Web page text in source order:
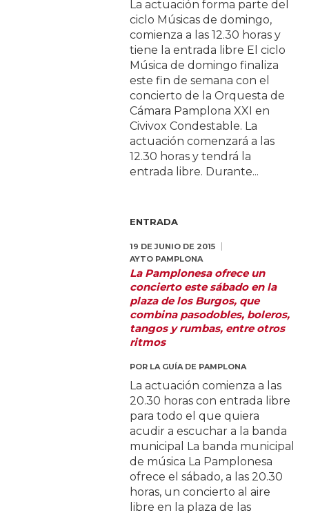
La actuación forma parte del
ciclo Músicas de domingo,
comienza a las 12.30 horas y
tiene la entrada libre El ciclo
Música de domingo finaliza
este fin de semana con el
concierto de la Orquesta de
Cámara Pamplona XXI en
Civivox Condestable. La
actuación comenzará a las
12.30 horas y tendrá la
entrada libre. Durante...
ENTRADA
19 DE JUNIO DE 2015
AYTO PAMPLONA
La Pamplonesa ofrece un
concierto este sábado en la
plaza de los Burgos, que
combina pasodobles, boleros,
tangos y rumbas, entre otros
ritmos
POR LA GUÍA DE PAMPLONA
La actuación comienza a las
20.30 horas con entrada libre
para todo el que quiera
acudir a escuchar a la banda
municipal La banda municipal
de música La Pamplonesa
ofrece el sábado, a las 20.30
horas, un concierto al aire
libre en la plaza de las